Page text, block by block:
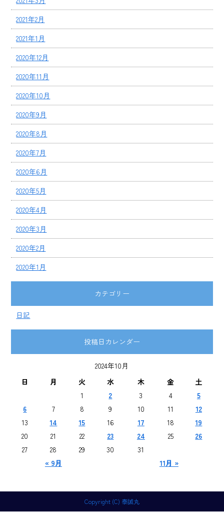
2021年2月
2021年1月
2020年12月
2020年11月
2020年10月
2020年9月
2020年8月
2020年7月
2020年6月
2020年5月
2020年4月
2020年3月
2020年2月
2020年1月
カテゴリー
日記
投稿日カレンダー
2024年10月
日
月 火 水 木 金 土
« 9月 11月 »
1 2 3 4
5
6
7 8 9 10 11
12
13
14 15 16 17 18
19
20
21 22 23 24 25
26
27
28 29 30 31
Copyright (C) 泰誠丸